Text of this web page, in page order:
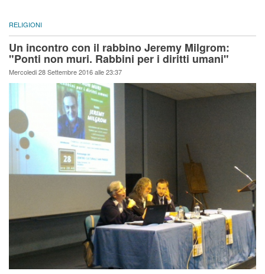
RELIGIONI
Un incontro con il rabbino Jeremy Milgrom:
"Ponti non muri. Rabbini per i diritti umani"
Mercoledi 28 Settembre 2016 alle 23:37